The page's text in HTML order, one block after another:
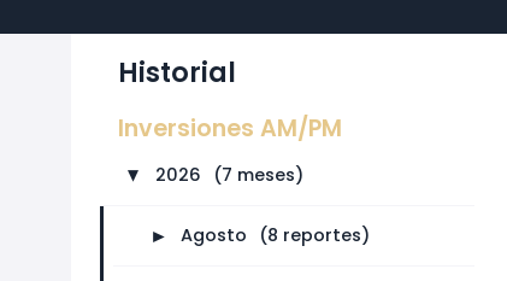
Historial
Inversiones AM/PM
► 2026 (7 meses)
► Agosto (8 reportes)